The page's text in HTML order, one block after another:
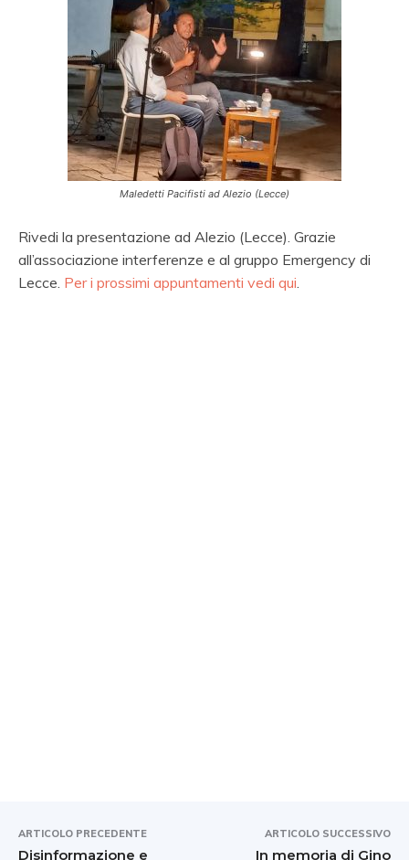
Maledetti Pacifisti ad Alezio (Lecce)
Rivedi la presentazione ad Alezio (Lecce). Grazie
all’associazione interferenze e al gruppo Emergency di
Lecce. Per i prossimi appuntamenti vedi qui
ARTICOLO PRECEDENTE
Disinformazione e
ARTICOLO SUCCESSIVO
In memoria di Gino